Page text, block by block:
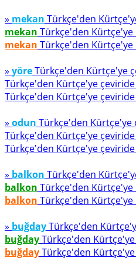
» mekan Türkçe'den
mekan Türkçe'den Kürtçe'ye
mekan Türkçe'den Kürtçe'ye
» yöreTürkçe'den Kürtçe'ye
Türkçe'den Kürtçe'ye çeviride
Türkçe'den Kürtçe'ye çeviride
» odun Türkçe'den Kürtçe'ye
Türkçe'den Kürtçe'ye çeviride
Türkçe'den Kürtçe'ye çeviride
» balkon Türkçe'den
balkon Türkçe'den Kürtçe'ye
balkon Türkçe'den Kürtçe'ye
» buğdayTürkçe'den
buğdayTürkçe'den
buğdayTürkçe'den